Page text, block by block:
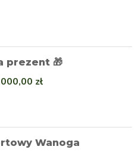
prezent 🎁
zł
Wanoga